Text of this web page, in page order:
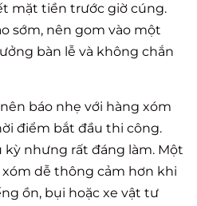
mặt tiền trước giờ cúng.
sớm, nên gom vào một
bàn lễ và không chắn
báo nhẹ với hàng xóm
điểm bắt đầu thi công.
kỳ nhưng rất đáng làm. Một
dễ thông cảm hơn khi
ồn, bụi hoặc xe vật tư